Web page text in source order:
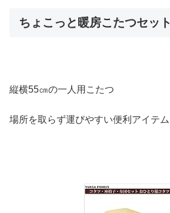
ちょこっと暖房こたつセット
縦横55㎝の一人用こたつ
場所を取らず運びやすい便利アイテム